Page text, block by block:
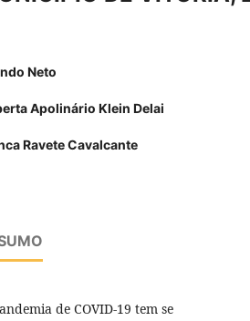
Neto
Apolinário Klein Delai
Ravete Cavalcante
de COVID-19 tem se